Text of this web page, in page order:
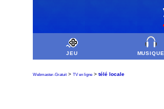
JEU MUSIQUE
Webmaster-Gratuit > TV en ligne > télé locale